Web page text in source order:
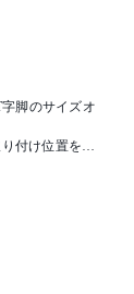
脚のサイズオ
付け位置を内
でもこだわり